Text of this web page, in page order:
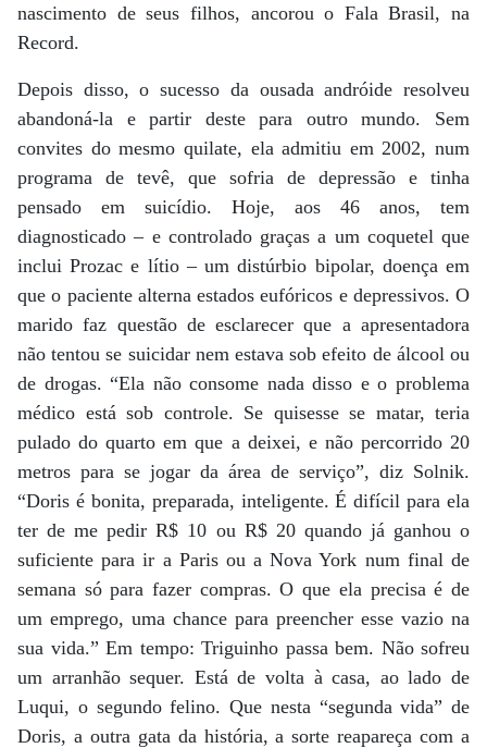
nascimento de seus filhos, ancorou o Fala Brasil, na
Record.
Depois disso, o sucesso da ousada andróide resolveu
abandoná-la e partir deste para outro mundo. Sem
convites do mesmo quilate, ela admitiu em 2002, num
programa de tevê, que sofria de depressão e tinha
pensado em suicídio. Hoje, aos 46 anos, tem
diagnosticado – e controlado graças a um coquetel que
inclui Prozac e lítio – um distúrbio bipolar, doença em
que o paciente alterna estados eufóricos e depressivos. O
marido faz questão de esclarecer que a apresentadora
não tentou se suicidar nem estava sob efeito de álcool ou
de drogas. “Ela não consome nada disso e o problema
médico está sob controle. Se quisesse se matar, teria
pulado do quarto em que a deixei, e não percorrido 20
metros para se jogar da área de serviço”, diz Solnik.
“Doris é bonita, preparada, inteligente. É difícil para ela
ter de me pedir R$ 10 ou R$ 20 quando já ganhou o
suficiente para ir a Paris ou a Nova York num final de
semana só para fazer compras. O que ela precisa é de
um emprego, uma chance para preencher esse vazio na
sua vida.” Em tempo: Triguinho passa bem. Não sofreu
um arranhão sequer. Está de volta à casa, ao lado de
Luqui, o segundo felino. Que nesta “segunda vida” de
Doris, a outra gata da história, a sorte reapareça com a